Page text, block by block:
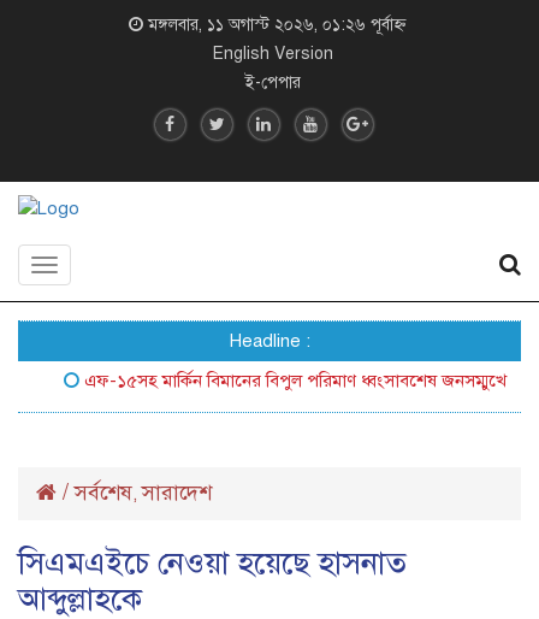
মঙ্গলবার, ১১ অগাস্ট ২০২৬, ০১:২৬ পূর্বাহ্ন
English Version
ই-পেপার
Toggle
Headline :
এফ-১৫সহ মার্কিন বিমানের বিপুল পরিমাণ ধ্বংসাবশেষ জনসম্মুখে আনল
/সর্বশেষ,সারাদেশ
সিএমএইচে নেওয়া হয়েছে হাসনাত
আব্দুল্লাহকে